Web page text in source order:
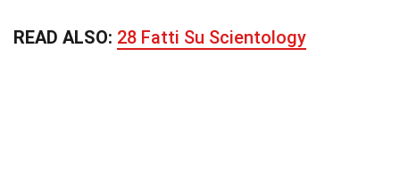
READ ALSO: 28 Fatti Su Scientology